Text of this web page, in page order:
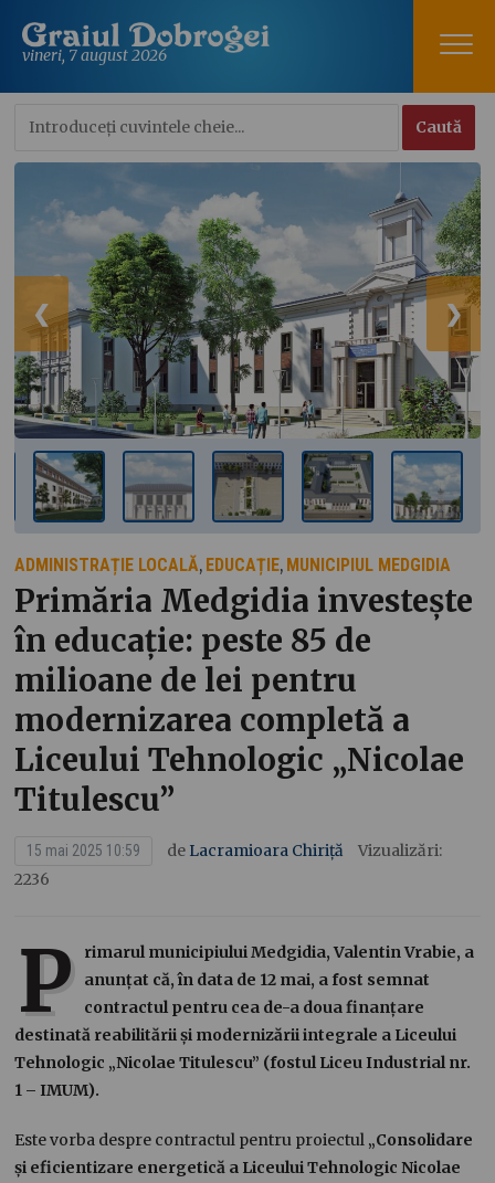
vineri, 7 august 2026
❮ ❯
ADMINISTRAȚIE LOCALĂ, EDUCAȚIE, MUNICIPIUL MEDGIDIA
Primăria Medgidia investește
în educație: peste 85 de
milioane de lei pentru
modernizarea completă a
Liceului Tehnologic „Nicolae
Titulescu”
15 mai 2025 10:59 de Lacramioara Chiriță
Vizualizări:
2236
P
rimarul municipiului Medgidia, Valentin Vrabie, a
anunțat că, în data de 12 mai, a fost semnat
contractul pentru cea de-a doua finanțare
destinată reabilitării și modernizării integrale a Liceului
Tehnologic „Nicolae Titulescu” (fostul Liceu Industrial nr.
1 – IMUM).
Este vorba despre contractul pentru proiectul „Consolidare
și eficientizare energetică a Liceului Tehnologic Nicolae